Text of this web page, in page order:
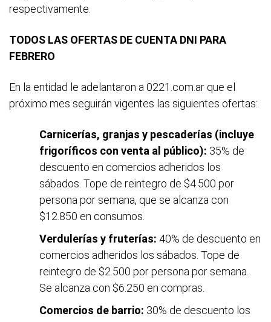
respectivamente.
TODOS LAS OFERTAS DE CUENTA DNI PARA
FEBRERO
En la entidad le adelantaron a 0221.com.ar que el
próximo mes seguirán vigentes las siguientes ofertas:
Carnicerías, granjas y pescaderías (incluye
frigoríficos con venta al público): 35% de
descuento en comercios adheridos los
sábados. Tope de reintegro de $4.500 por
persona por semana, que se alcanza con
$12.850 en consumos.
Verdulerías y fruterías: 40% de descuento en
comercios adheridos los sábados. Tope de
reintegro de $2.500 por persona por semana.
Se alcanza con $6.250 en compras.
Comercios de barrio: 30% de descuento los